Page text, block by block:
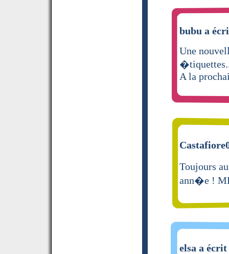
bubu a
Une
A la
Toujours
ann�e !
elsa a